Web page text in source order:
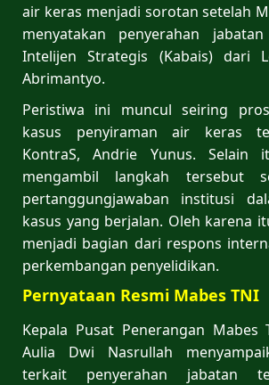
air keras menjadi sorotan setelah
menyatakan penyerahan
Intelijen Strategis (Kabais) dari
Abrimantyo.
Peristiwa ini muncul seiring
kasus penyiraman air keras
KontraS, Andrie Yunus. Selain
mengambil langkah tersebut
pertanggungjawaban institusi
kasus yang berjalan. Oleh karena
menjadi bagian dari respons
perkembangan penyelidikan.
Pernyataan Resmi Mabes TNI
Kepala Pusat Penerangan Mabes
Aulia Dwi Nasrullah
terkait penyerahan jabatan